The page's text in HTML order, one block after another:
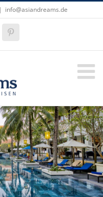
| info@asiandreams.de
Pinterest